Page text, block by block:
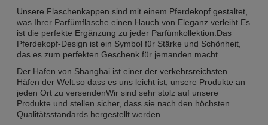
Unsere Flaschenkappen sind mit einem Pferdekopf gestaltet,
was Ihrer Parfümflasche einen Hauch von Eleganz verleiht.Es
ist die perfekte Ergänzung zu jeder Parfümkollektion.Das
Pferdekopf-Design ist ein Symbol für Stärke und Schönheit,
das es zum perfekten Geschenk für jemanden macht.
Der Hafen von Shanghai ist einer der verkehrsreichsten
Häfen der Welt.so dass es uns leicht ist, unsere Produkte an
jeden Ort zu versendenWir sind sehr stolz auf unsere
Produkte und stellen sicher, dass sie nach den höchsten
Qualitätsstandards hergestellt werden.